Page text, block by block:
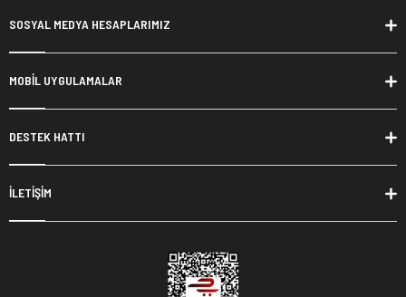
SOSYAL MEDYA HESAPLARIMIZ
MOBİL UYGULAMALAR
DESTEK HATTI
İLETİŞİM